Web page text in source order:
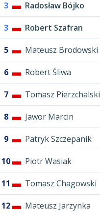
3 Radosław Bójko
3 Robert Szafran
5 Mateusz Brodowski
6 Robert Śliwa
7 Tomasz Pierzchalski
8 Jawor Marcin
9 Patryk Szczepanik
10 Piotr Wasiak
11 Tomasz Chagowski
12 Mateusz Jarzynka